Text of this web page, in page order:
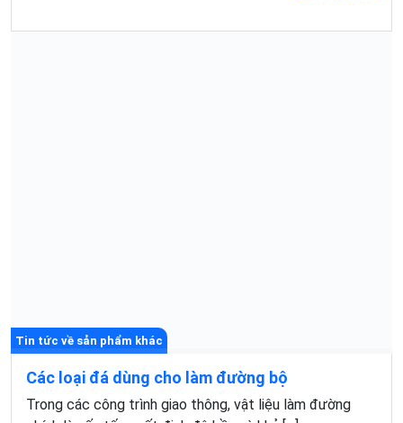
Tin tức về sản phẩm khác
Các loại đá dùng cho làm đường bộ
Trong các công trình giao thông, vật liệu làm đường